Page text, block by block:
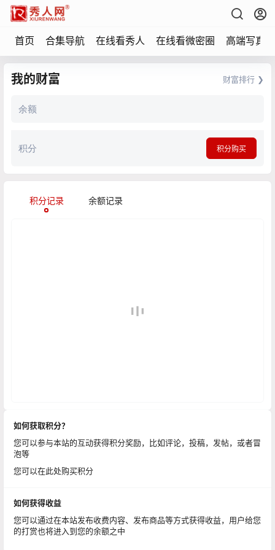
首页 合集导航 在线看秀人 在线看微密圈 高端写真
我的财富 财富排行 ❯
余额
积分 积分购买
积分记录 余额记录
如何获取积分？
您可以参与本站的互动获得积分奖励，比如评论，投稿，发帖，或者冒
泡等
您可以在此处购买积分
如何获得收益
您可以通过在本站发布收费内容、发布商品等方式获得收益，用户给您
的打赏也将进入到您的余额之中